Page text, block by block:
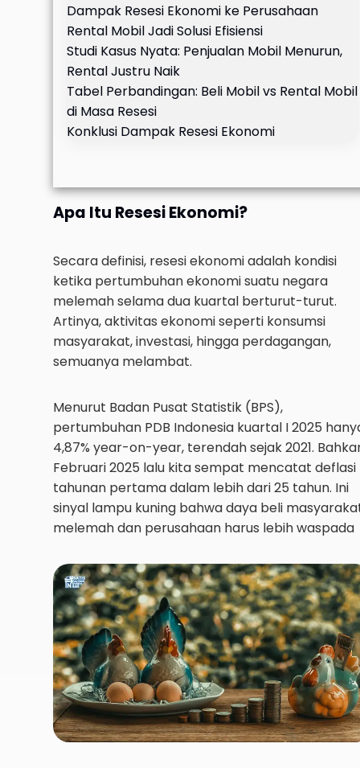
Dampak Resesi Ekonomi ke Perusahaan
Rental Mobil Jadi Solusi Efisiensi
Studi Kasus Nyata: Penjualan Mobil Menurun,
Rental Justru Naik
Tabel Perbandingan: Beli Mobil vs Rental Mobil
di Masa Resesi
Konklusi Dampak Resesi Ekonomi
Apa Itu Resesi Ekonomi?
Secara definisi, resesi ekonomi adalah kondisi
ketika pertumbuhan ekonomi suatu negara
melemah selama dua kuartal berturut-turut.
Artinya, aktivitas ekonomi seperti konsumsi
masyarakat, investasi, hingga perdagangan,
semuanya melambat.
Menurut Badan Pusat Statistik (BPS),
pertumbuhan PDB Indonesia kuartal I 2025
4,87% year-on-year, terendah sejak 2021.
Februari 2025 lalu kita sempat mencatat deflasi
tahunan pertama dalam lebih dari 25 tahun. Ini
sinyal lampu kuning bahwa daya beli
melemah dan perusahaan harus lebih waspada